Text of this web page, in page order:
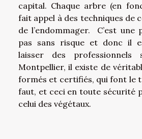
capital. Chaque arbre (en
fait appel à des techniques de
de l’endommager. C’est une
pas sans risque et donc il
laisser des professionnels
Montpellier, il existe de
formés et certifiés, qui font le
faut, et ceci en toute sécurité
celui des végétaux.